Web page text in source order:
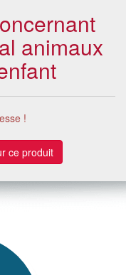
animaux
!
ce produit